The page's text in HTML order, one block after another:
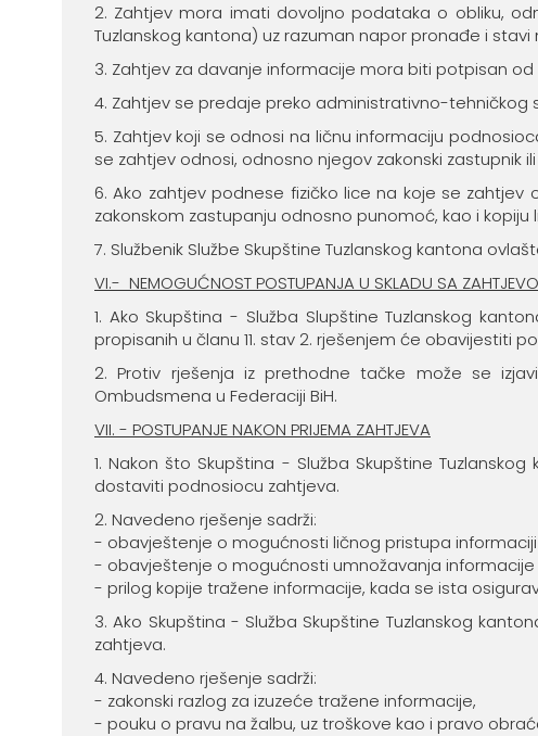
2. Zahtjev mora imati dovoljno podataka o obliku,
Tuzlanskog kantona) uz razuman napor pronađe i stavi
3. Zahtjev za davanje informacije mora biti potpisan
4. Zahtjev se predaje preko administrativno-tehničkog
5. Zahtjev koji se odnosi na ličnu informaciju
se zahtjev odnosi, odnosno njegov zakonski
6. Ako zahtjev podnese fizičko lice na koje se
zakonskom zastupanju odnosno punomoć, kao i
7. Službenik Službe Skupštine Tuzlanskog kantona
VI.- NEMOGUĆNOST POSTUPANJA U SKLADU SA
1. Ako Skupština - Služba Slupštine Tuzlanskog
propisanih u članu 11. stav 2. rješenjem će obavijestiti
2. Protiv rješenja iz prethodne tačke može se
Ombudsmena u Federaciji BiH.
VII. - POSTUPANJE NAKON PRIJEMA ZAHTJEVA
1. Nakon što Skupština - Služba Skupštine
dostaviti podnosiocu zahtjeva.
2. Navedeno rješenje sadrži:
- obavještenje o mogućnosti ličnog pristupa
- obavještenje o mogućnosti umnožavanja
- prilog kopije tražene informacije, kada se ista
3. Ako Skupština - Služba Skupštine Tuzlanskog
zahtjeva.
4. Navedeno rješenje sadrži:
- zakonski razlog za izuzeće tražene informacije,
- pouku o pravu na žalbu, uz troškove kao i pravo